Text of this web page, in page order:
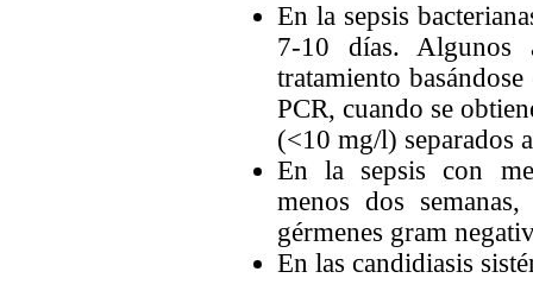
En la sepsis
7-10 días. Algunos
tratamiento
PCR, cuando se
(<10 mg/l) separados
En la sepsis con
menos dos
gérmenes gram
En las candidiasis